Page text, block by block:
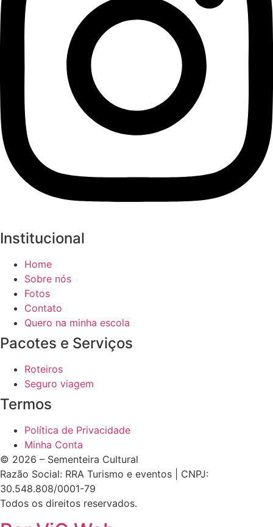
Institucional
Home
Sobre nós
Fotos
Contato
Quero na minha escola
Pacotes e Serviços
Roteiros
Seguro viagem
Termos
Política de Privacidade
Minha Conta
© 2026 – Sementeira Cultural
Razão Social: RRA Turismo e eventos | CNPJ:
30.548.808/0001-79
Todos os direitos reservados.